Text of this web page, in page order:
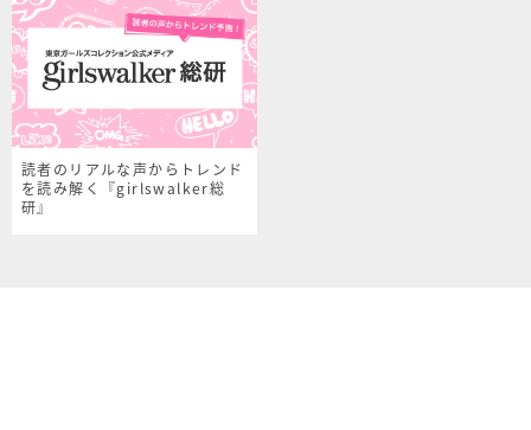
読者のリアルな声からトレンド
を読み解く『girlswalker総
研』